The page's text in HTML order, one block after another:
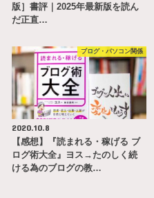
版］書評｜2025年最新版を読ん
だ正直…
ブログ・パソコン関係
2020.10.8
【感想】『読まれる・稼げる ブ
ログ術大全』ヨス→たのしく続
ける為のブログの教…